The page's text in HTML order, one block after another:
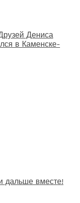
Дениса
в Каменске-
дальше вместе!